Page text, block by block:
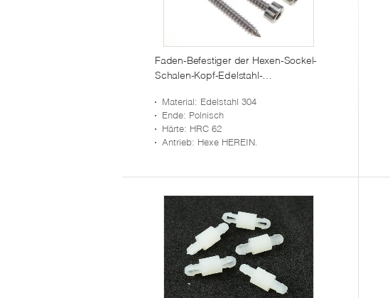
Faden-Befestiger der Hexen-Sockel-
Schalen-Kopf-Edelstahl-
Material: Edelstahl 304
Ende: Polnisch
Härte: HRC 62
Antrieb: Hexe HEREIN.